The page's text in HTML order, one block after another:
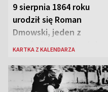
9 sierpnia 1864 roku
urodził się Roman
Dmowski, jeden z
„ojców” niepodległej
KARTKA Z KALENDARZA